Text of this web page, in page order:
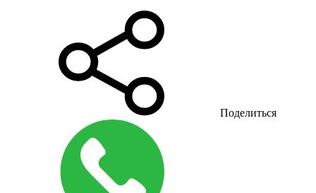
Поделиться